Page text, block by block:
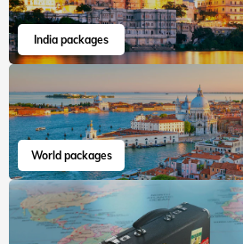
India packages
World packages